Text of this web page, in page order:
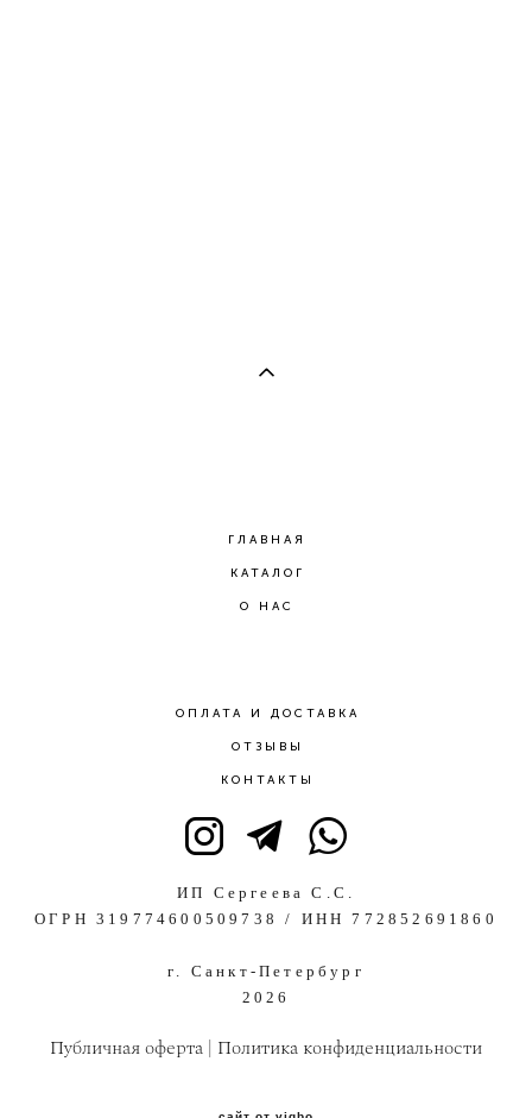
ГЛАВНАЯ
КАТАЛОГ
О НАС
ОПЛАТА И ДОСТАВКА
ОТЗЫВЫ
КОНТАКТЫ
ИП Сергеева С.С.
ОГРН 319774600509738 / ИНН 772852691860
г. Санкт-Петербург
2026
Публичная оферта | Политика конфиденциальности